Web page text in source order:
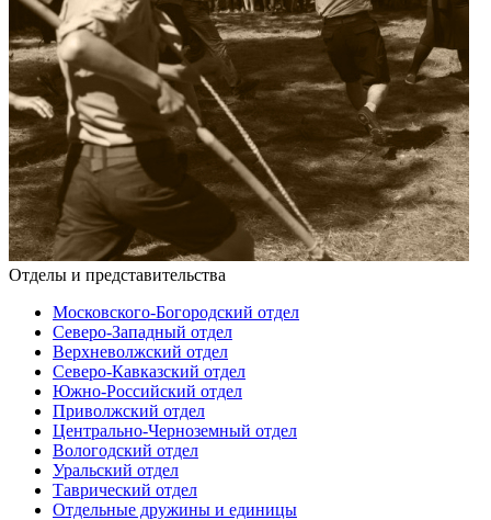
Отделы и представительства
Московского-Богородский отдел
Северо-Западный отдел
Верхневолжский отдел
Северо-Кавказский отдел
Южно-Российский отдел
Приволжский отдел
Центрально-Черноземный отдел
Вологодский отдел
Уральский отдел
Таврический отдел
Отдельные дружины и единицы